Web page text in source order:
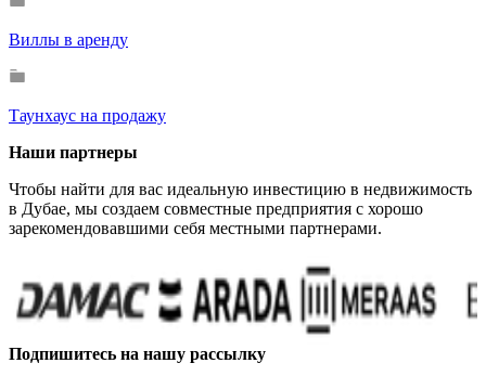
Виллы в аренду
Таунхаус на продажу
Наши партнеры
Чтобы найти для вас идеальную инвестицию в недвижимость
в Дубае, мы создаем совместные предприятия с хорошо
зарекомендовавшими себя местными партнерами.
Подпишитесь на нашу рассылку